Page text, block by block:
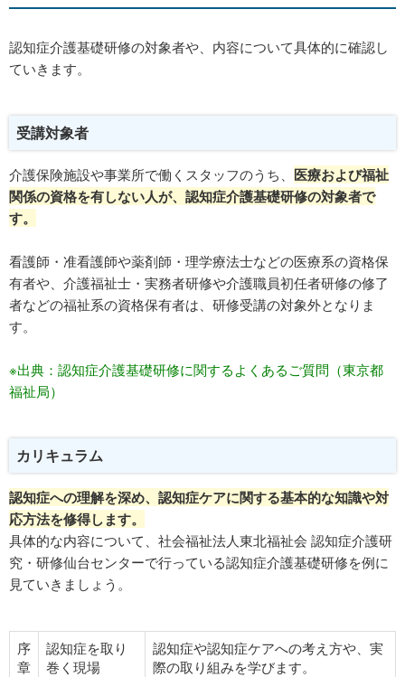
認知症介護基礎研修の対象者や、内容について具体的に確認し
ていきます。
受講対象者
介護保険施設や事業所で働くスタッフのうち、 医療および福祉
関係の資格を有しない人が、認知症介護基礎研修の対象者で
す。
看護師・准看護師や薬剤師・理学療法士などの医療系の資格保
有者や、介護福祉士・実務者研修や介護職員初任者研修の修了
者などの福祉系の資格保有者は、研修受講の対象外となりま
す。
※出典：認知症介護基礎研修に関するよくあるご質問（東京都
福祉局）
カリキュラム
認知症への理解を深め、認知症ケアに関する基本的な知識や対
応方法を修得します。
具体的な内容について、社会福祉法人東北福祉会 認知症介護研
究・研修仙台センターで行っている認知症介護基礎研修を例に
見ていきましょう。
序
章
認知症を取り
巻く現場
認知症や認知症ケアへの考え方や、実
際の取り組みを学びます。